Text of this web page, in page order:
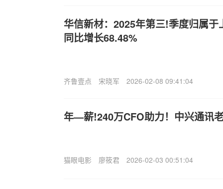
华信新材：2025年第三!季度归属
同比增长68.48%
齐鲁壹点 宋晓军 2026-02-08 09:41:04
年—薪!240万CFO助力！中兴通讯
猫眼电影 廖筱君 2026-02-03 00:51:04